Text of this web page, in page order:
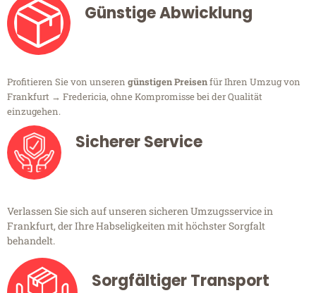
Günstige Abwicklung
Profitieren Sie von unseren günstigen Preisenfür Ihren Umzug von
Frankfurt → Fredericia, ohne Kompromisse bei der Qualität
einzugehen.
Sicherer Service
Verlassen Sie sich auf unseren sicheren Umzugsservice in
Frankfurt, der Ihre Habseligkeiten mit höchster Sorgfalt
behandelt.
Sorgfältiger Transport